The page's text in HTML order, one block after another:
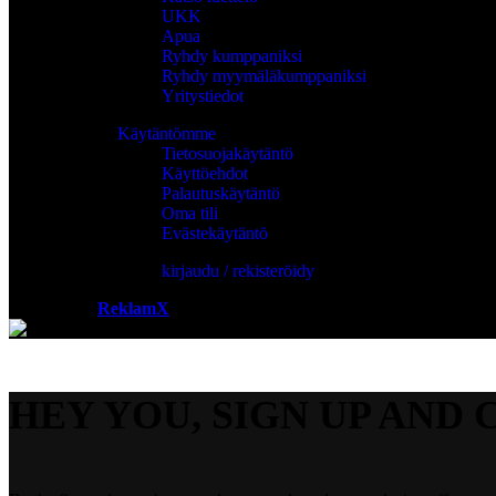
UKK
Apua
Ryhdy kumppaniksi
Ryhdy myymäläkumppaniksi
Yritystiedot
Käytäntömme
Tietosuojakäytäntö
Käyttöehdot
Palautuskäytäntö
Oma tili
Evästekäytäntö
kirjaudu / rekisteröidy
ReklamX